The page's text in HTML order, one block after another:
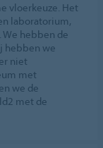
vloerkeuze. Het
laboratorium,
hebben de
hebben we
niet
met
we de
met de